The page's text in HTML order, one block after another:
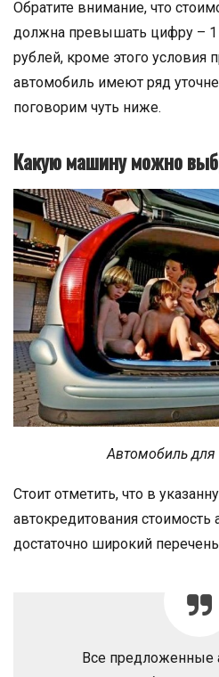
Обратите внимание, что
должна превышать цифру –
рублей, кроме этого
автомобиль имеют ряд
поговорим чуть ниже.
Какую машину можно
Автомобиль для
Стоит отметить, что в
автокредитования стоимость
достаточно широкий
Все предложенные